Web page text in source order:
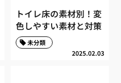
トイレ床の素材別！変
色しやすい素材と対策
2025.02.03
未分類